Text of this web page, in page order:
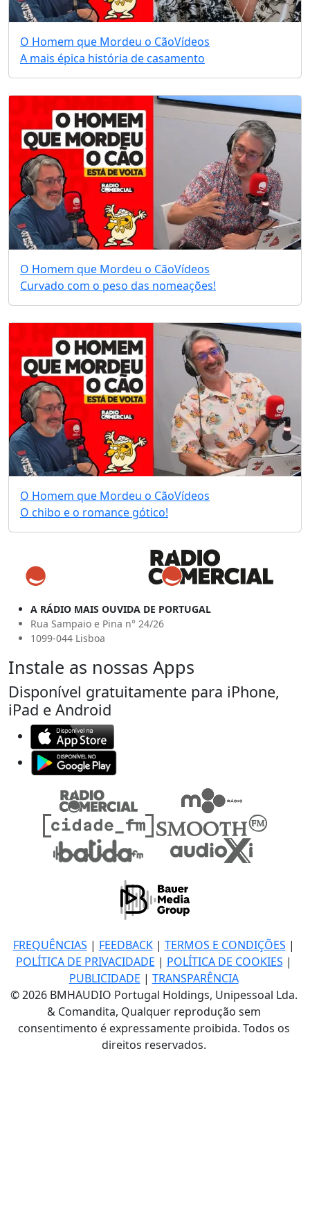
O Homem que Mordeu o CãoVídeos
A mais épica história de casamento
O Homem que Mordeu o CãoVídeos
Curvado com o peso das nomeações!
O Homem que Mordeu o CãoVídeos
O chibo e o romance gótico!
A RÁDIO MAIS OUVIDA DE PORTUGAL
Rua Sampaio e Pina n° 24/26
1099-044 Lisboa
Instale as nossas Apps
Disponível gratuitamente para iPhone,
iPad e Android
FREQUÊNCIAS | FEEDBACK| TERMOS E CONDIÇÕES |
POLÍTICA DE PRIVACIDADE | POLÍTICA DE COOKIES |
PUBLICIDADE | TRANSPARÊNCIA
© 2026 BMHAUDIO Portugal Holdings, Unipessoal Lda.
& Comandita, Qualquer reprodução sem
consentimento é expressamente proibida. Todos os
direitos reservados.